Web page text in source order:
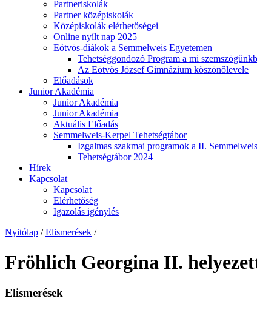
Partneriskolák
Partner középiskolák
Középiskolák elérhetőségei
Online nyílt nap 2025
Eötvös-diákok a Semmelweis Egyetemen
Tehetséggondozó Program a mi
Az Eötvös József Gimnázium köszönőlevele
Előadások
Junior Akadémia
Junior Akadémia
Junior Akadémia
Aktuális Előadás
Semmelweis-Kerpel Tehetségtábor
Izgalmas szakmai programok a II.
Tehetségtábor 2024
Hírek
Kapcsolat
Kapcsolat
Elérhetőség
Igazolás igénylés
Nyitólap / Elismerések /
Fröhlich Georgina II.
Elismerések